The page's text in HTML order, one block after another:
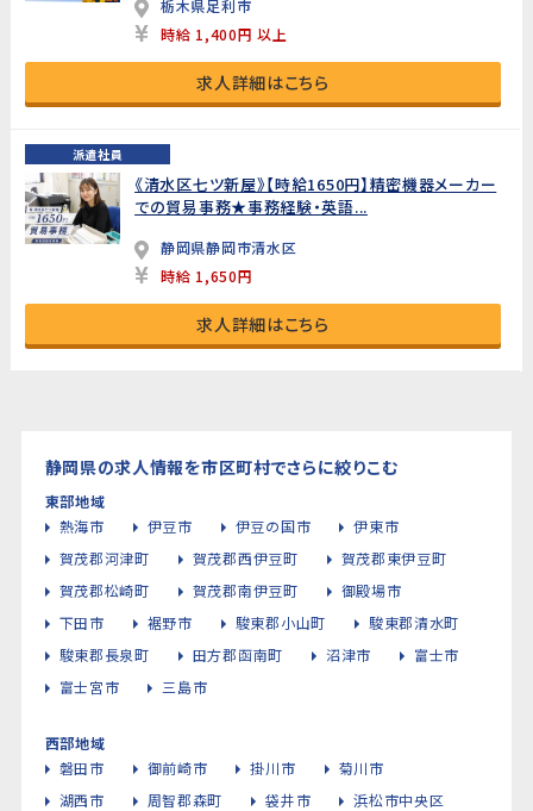
栃木県足利市
時給 1,400円 以上
求人詳細はこちら
派遣社員
《清水区七ツ新屋》【時給1650円】精密機器メーカー
での貿易事務★事務経験・英語...
静岡県静岡市清水区
時給 1,650円
求人詳細はこちら
静岡県の求人情報を市区町村でさらに絞りこむ
東部地域
熱海市
伊豆市 伊豆の国市
伊東市
賀茂郡河津町
賀茂郡西伊豆町
賀茂郡東伊豆町
賀茂郡松崎町
賀茂郡南伊豆町
御殿場市
下田市
裾野市 駿東郡小山町
駿東郡清水町
駿東郡長泉町
田方郡函南町 沼津市
富士市
富士宮市
三島市
西部地域
磐田市
御前崎市 掛川市
菊川市
湖西市
周智郡森町 袋井市
浜松市中央区